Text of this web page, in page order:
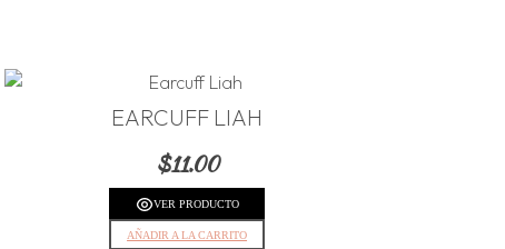
EARCUFF LIAH
$11.00
VER PRODUCTO
AÑADIR A LA CARRITO